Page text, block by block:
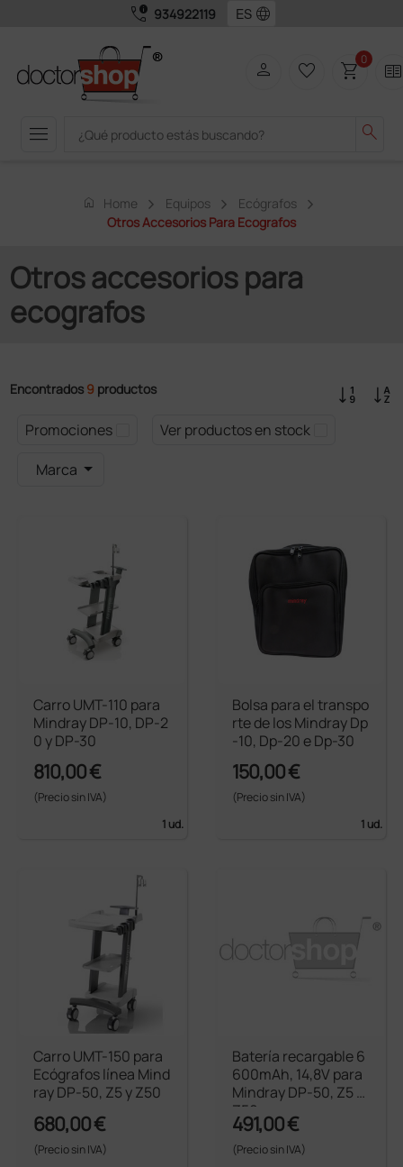
call_quality 934922119 language
menu search
person favorite_border shopping_cart0 two_pager
home Home Equipos
Ecógrafos
Otros Accesorios Para Ecografos
Otros accesorios para
ecografos
Encontrados 9 productos
Promociones
Ver productos en stock
Marca
Carro UMT-110 para
Mindray DP-10, DP-2
0 y DP-30
810,00 €
(Precio sin IVA)
1 ud.
Bolsa para el transpo
rte de los Mindray Dp
-10, Dp-20 e Dp-30
150,00 €
(Precio sin IVA)
1 ud.
Carro UMT-150 para
Ecógrafos línea Mind
ray DP-50, Z5 y Z50
680,00 €
(Precio sin IVA)
Batería recargable 6
600mAh, 14,8V para
Mindray DP-50, Z5 y
Z50
491,00 €
(Precio sin IVA)